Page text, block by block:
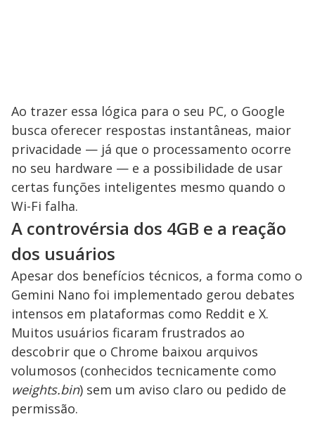
Ao trazer essa lógica para o seu PC, o Google
busca oferecer respostas instantâneas, maior
privacidade — já que o processamento ocorre
no seu hardware — e a possibilidade de usar
certas funções inteligentes mesmo quando o
Wi-Fi falha.
A controvérsia dos 4GB e a reação
dos usuários
Apesar dos benefícios técnicos, a forma como o
Gemini Nano foi implementado gerou debates
intensos em plataformas como Reddit e X.
Muitos usuários ficaram frustrados ao
descobrir que o Chrome baixou arquivos
volumosos (conhecidos tecnicamente como
weights.bin) sem um aviso claro ou pedido de
permissão.